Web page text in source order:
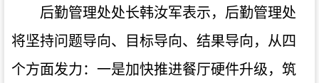
后勤管理处处长韩汝军表示，后勤管理处
将坚持问题导向、目标导向、结果导向，从四
个方面发力：一是加快推进餐厅硬件升级，筑